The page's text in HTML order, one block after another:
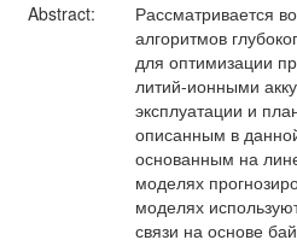
Abstract:
Рассматривается
алгоритмов
для оптимизации
литий-ионными
эксплуатации и
описанным в
основанным на
моделях
моделях
связи на основе